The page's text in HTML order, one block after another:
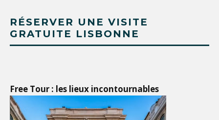
RÉSERVER UNE VISITE
GRATUITE LISBONNE
Free Tour : les lieux incontournables